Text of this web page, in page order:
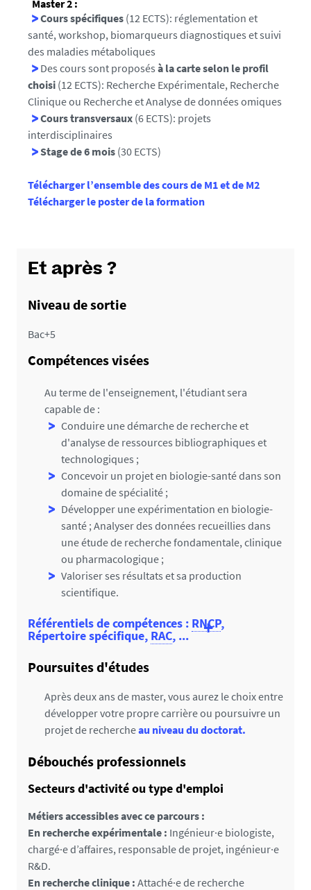
Master 2 :
Cours spécifiques (12 ECTS): réglementation et
santé, workshop, biomarqueurs diagnostiques et suivi
des maladies métaboliques
Des cours sont proposés à la carte selon le profil
choisi (12 ECTS): Recherche Expérimentale, Recherche
Clinique ou Recherche et Analyse de données omiques
Cours transversaux (6 ECTS): projets
interdisciplinaires
Stage de 6 mois (30 ECTS)
Télécharger l’ensemble des cours de M1 et de M2
Télécharger le poster de la formation
Et après ?
Niveau de sortie
Bac+5
Compétences visées
Au terme de l'enseignement, l'étudiant sera
capable de :
Conduire une démarche de recherche et
d'analyse de ressources bibliographiques et
technologiques ;
Concevoir un projet en biologie-santé dans son
domaine de spécialité ;
Développer une expérimentation en biologie-
santé ; Analyser des données recueillies dans
une étude de recherche fondamentale, clinique
ou pharmacologique ;
Valoriser ses résultats et sa production
scientifique.
Référentiels de compétences : RNCP,
Répertoire spécifique, RAC, ...
Fiche RNCP :
cp/38970/
Poursuites d'études
Après deux ans de master, vous aurez le choix entre
développer votre propre carrière ou poursuivre un
projet de rechercheau niveau du doctorat.
Débouchés professionnels
Secteurs d'activité ou type d'emploi
Métiers accessibles avec ce parcours :
En recherche expérimentale : Ingénieur·e biologiste,
chargé·e d’affaires, responsable de projet, ingénieur·e
R&D.
En recherche clinique : Attaché·e de recherche